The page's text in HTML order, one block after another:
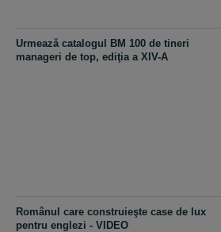
Urmează catalogul BM 100 de tineri
manageri de top, ediţia a XIV-A
Românul care construieşte case de lux
pentru englezi - VIDEO